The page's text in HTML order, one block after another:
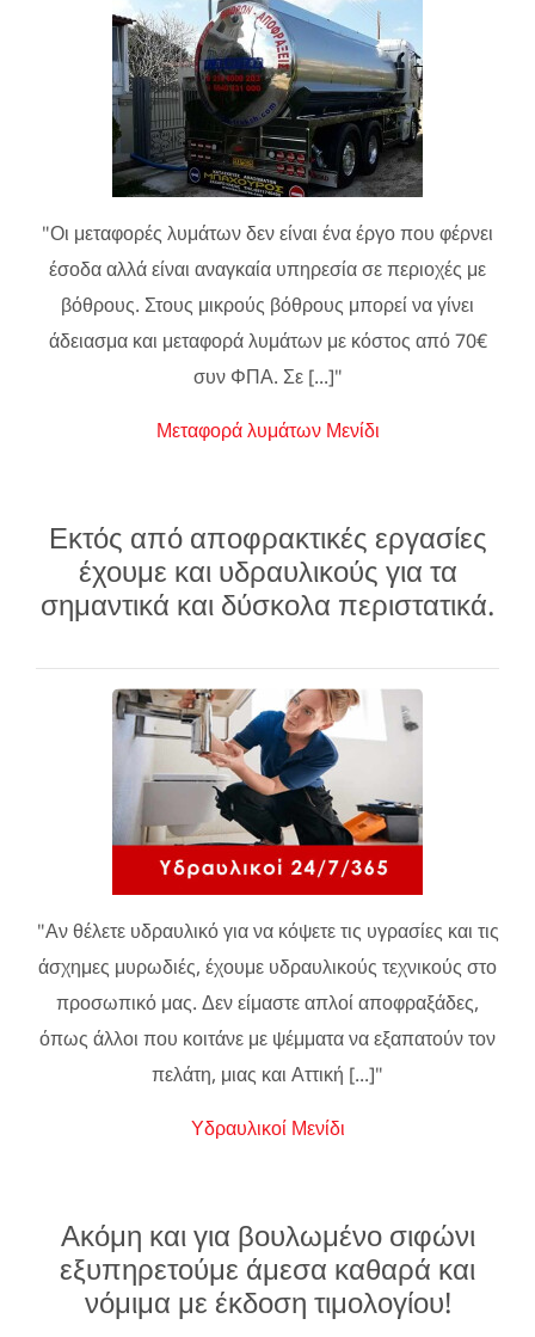
"Οι μεταφορές λυμάτων δεν είναι ένα έργο που φέρνει
έσοδα αλλά είναι αναγκαία υπηρεσία σε περιοχές με
βόθρους. Στους μικρούς βόθρους μπορεί να γίνει
άδειασμα και μεταφορά λυμάτων με κόστος από 70€
συν ΦΠΑ. Σε [...]"
Μεταφορά λυμάτων Μενίδι
Εκτός από αποφρακτικές εργασίες
έχουμε και υδραυλικούς για τα
σημαντικά και δύσκολα περιστατικά.
"Αν θέλετε υδραυλικό για να κόψετε τις υγρασίες και τις
άσχημες μυρωδιές, έχουμε υδραυλικούς τεχνικούς στο
προσωπικό μας. Δεν είμαστε απλοί αποφραξάδες,
όπως άλλοι που κοιτάνε με ψέμματα να εξαπατούν τον
πελάτη, μιας και Αττική [...]"
Υδραυλικοί Μενίδι
Ακόμη και για βουλωμένο σιφώνι
εξυπηρετούμε άμεσα καθαρά και
νόμιμα με έκδοση τιμολογίου!